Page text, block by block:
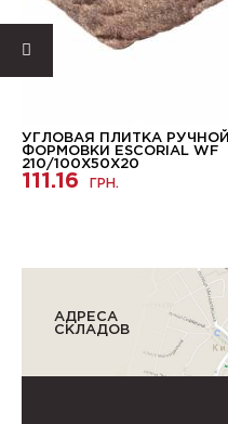
УГЛОВАЯ ПЛИТКА РУЧНОЙ
ФОРМОВКИ ESCORIAL WF
210/100Х50Х20
111.16 ГРН.
АДРЕСА
СКЛАДОВ